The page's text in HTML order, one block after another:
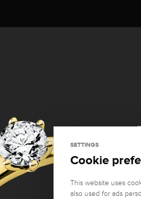
SETTINGS
Cookie
This website uses
also used for ads